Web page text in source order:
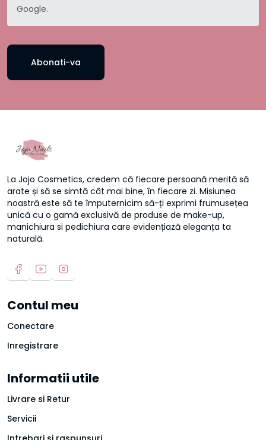
Google.
Abonati-va
La Jojo Cosmetics, credem că fiecare persoană merită să
arate și să se simtă cât mai bine, în fiecare zi. Misiunea
noastră este să te împuternicim să-ți exprimi frumusețea
unică cu o gamă exclusivă de produse de make-up,
manichiura si pedichiura care evidențiază eleganța ta
naturală.
Contul meu
Conectare
Inregistrare
Informatii utile
Livrare si Retur
Servicii